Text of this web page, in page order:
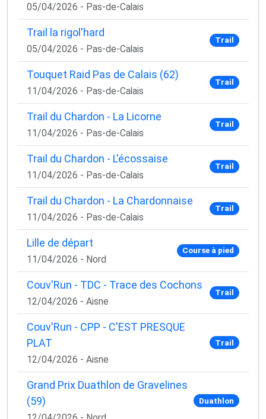
05/04/2026 - Pas-de-Calais
Trail la rigol'hard
05/04/2026 - Pas-de-Calais
Trail
Touquet Raid Pas de Calais (62)
11/04/2026 - Pas-de-Calais
Trail
Trail du Chardon - La Licorne
11/04/2026 - Pas-de-Calais
Trail
Trail du Chardon - L'écossaise
11/04/2026 - Pas-de-Calais
Trail
Trail du Chardon - La Chardonnaise
11/04/2026 - Pas-de-Calais
Trail
Lille de départ
11/04/2026 - Nord
Course à pied
Couv'Run - TDC - Trace des Cochons
12/04/2026 - Aisne
Trail
Couv'Run - CPP - C'EST PRESQUE
PLAT
12/04/2026 - Aisne
Trail
Grand Prix Duathlon de Gravelines
(59)
Duathlon